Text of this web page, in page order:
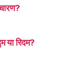
या रिदम?